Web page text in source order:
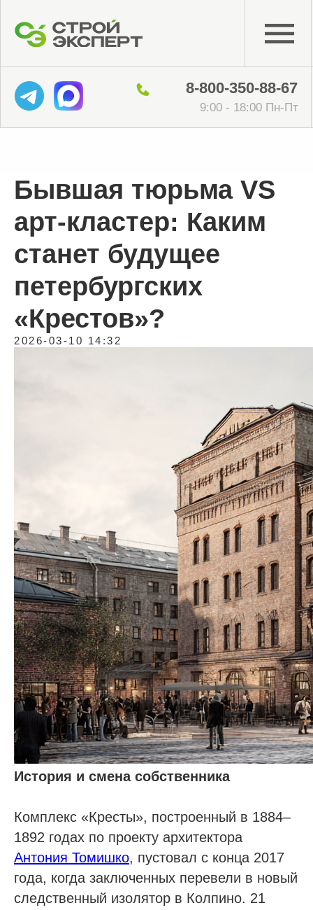
Бывшая тюрьма VS
арт-кластер: Каким
станет будущее
петербургских
«Крестов»?
2026-03-10 14:32
История и смена собственника
Комплекс «Кресты», построенный в 1884–
1892 годах по проекту архитектора
Антония Томишко, пустовал с конца 2017
года, когда заключенных перевели в новый
следственный изолятор в Колпино. 21